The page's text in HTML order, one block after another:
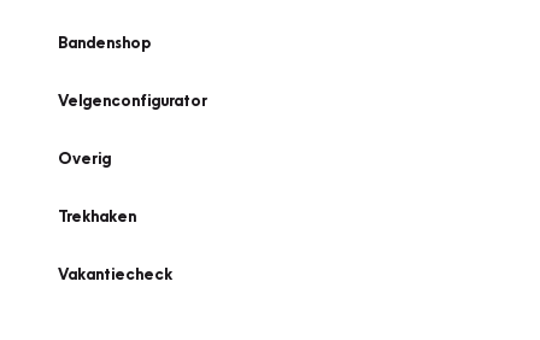
Bandenshop
Velgenconfigurator
Overig
Trekhaken
Vakantiecheck